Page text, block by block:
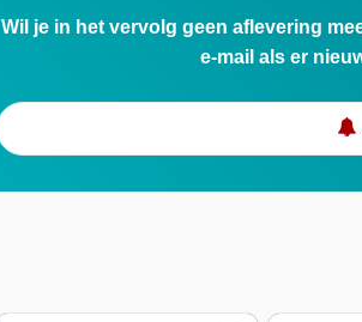
Wil je in het vervolg geen aflevering
e-mail als er